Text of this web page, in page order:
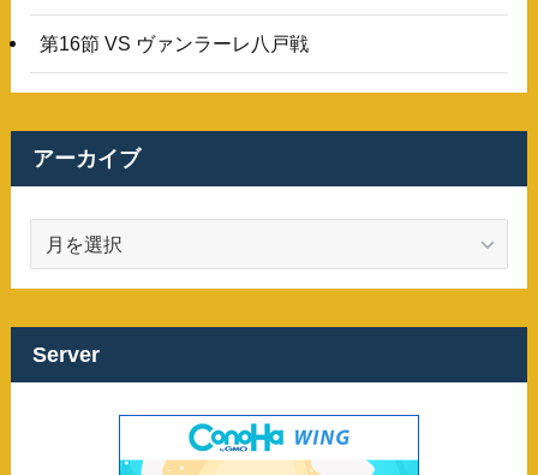
第16節 VS ヴァンラーレ八戸戦
アーカイブ
カ
イ
ブ
Server